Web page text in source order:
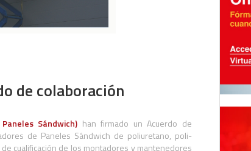
de colaboración
Sándwich) han firmado un Acuerdo de
de Paneles Sándwich de poliuretano, poli-
cualificación de los montadores y mantenedores